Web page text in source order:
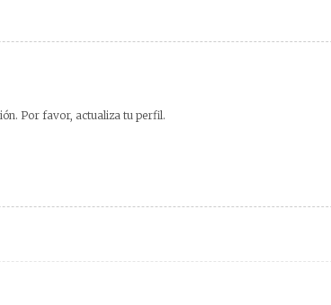
Por favor, actualiza tu perfil.